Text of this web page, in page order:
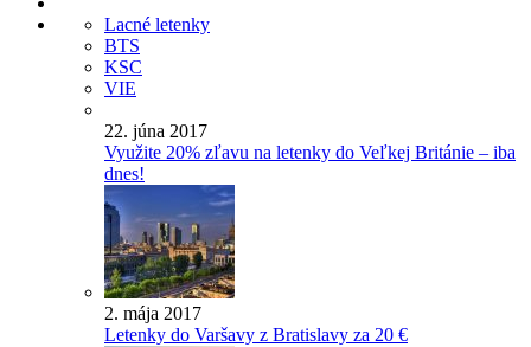
Lacné letenky
BTS
KSC
VIE
22. júna 2017
Využite 20% zľavu na letenky do Veľkej Británie – iba
dnes!
2. mája 2017
Letenky do Varšavy z Bratislavy za 20 €